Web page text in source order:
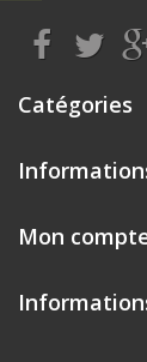
Catégories
Mon